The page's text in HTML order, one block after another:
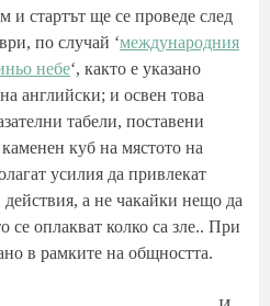
и стартът ще се проведе след
по случай ‘международния
небе‘, както е указано
английски; и освен това
табели, поставени
куб на мястото на
усилия да привлекат
а не чакайки нещо да
се оплакват колко са зле.. При
в рамките на общността.